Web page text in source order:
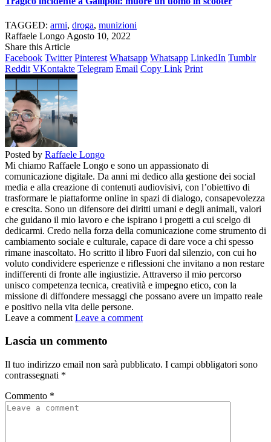
TAGGED: armi, droga, munizioni
Raffaele Longo Agosto 10, 2022
Share this Article
Facebook Twitter Pinterest Whatsapp Whatsapp LinkedIn Tumblr
Reddit VKontakte Telegram Email Copy Link Print
Posted by Raffaele Longo
Mi chiamo Raffaele Longo e sono un appassionato di
comunicazione digitale. Da anni mi dedico alla gestione dei social
media e alla creazione di contenuti audiovisivi, con l’obiettivo di
trasformare le piattaforme online in spazi di dialogo, consapevolezza
e crescita. Sono un difensore dei diritti umani e degli animali, valori
che guidano il mio lavoro e che ispirano i progetti a cui scelgo di
dedicarmi. Credo nella forza della comunicazione come strumento di
cambiamento sociale e culturale, capace di dare voce a chi spesso
rimane inascoltato. Ho scritto il libro Fuori dal silenzio, con cui ho
voluto condividere esperienze e riflessioni che invitano a non restare
indifferenti di fronte alle ingiustizie. Attraverso il mio percorso
unisco competenza tecnica, creatività e impegno etico, con la
missione di diffondere messaggi che possano avere un impatto reale
e positivo nella vita delle persone.
Leave a comment Leave a comment
Lascia un commento
Il tuo indirizzo email non sarà pubblicato. I campi obbligatori sono
contrassegnati *
Commento *